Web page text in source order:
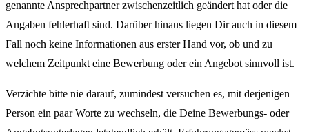
genannte Ansprechpartner zwischenzeitlich geändert hat oder die
Angaben fehlerhaft sind. Darüber hinaus liegen Dir auch in diesem
Fall noch keine Informationen aus erster Hand vor, ob und zu
welchem Zeitpunkt eine Bewerbung oder ein Angebot sinnvoll ist.
Verzichte bitte nie darauf, zumindest versuchen es, mit derjenigen
Person ein paar Worte zu wechseln, die Deine Bewerbungs- oder